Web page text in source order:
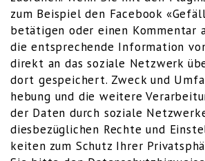
zum Bei­spiel den Face­book
betä­ti­gen oder einen Kom­men­tar
die ent­spre­chen­de Infor­ma­ti­on
direkt an das sozia­le Netz­werk
dort gespei­chert. Zweck und
he­bung und die wei­te­re
der Daten durch sozia­le
dies­be­züg­li­chen Rech­te und
kei­ten zum Schutz Ihrer